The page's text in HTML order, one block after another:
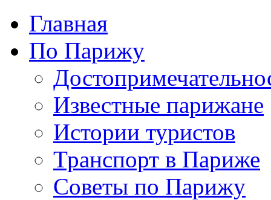
Главная
По Парижу
Известные парижане
Истории туристов
Транспорт в Париже
Советы по Парижу